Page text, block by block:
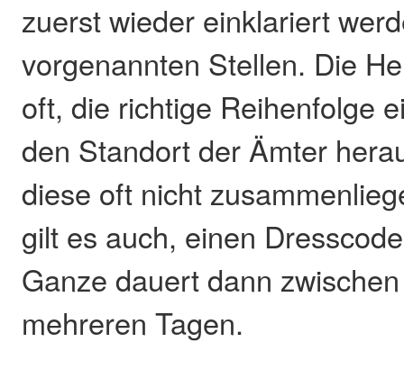
zuerst wieder einklariert
vorgenannten Stellen. Die
oft, die richtige Reihenfolge
den Standort der Ämter
diese oft nicht
gilt es auch, einen
Ganze dauert dann
mehreren Tagen.